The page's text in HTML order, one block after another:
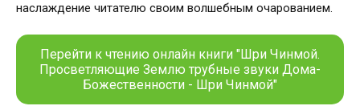
наслаждение читателю своим волшебным очарованием.
Перейти к чтению онлайн книги "Шри Чинмой.
Просветляющие Землю трубные звуки Дома-
Божественности - Шри Чинмой"